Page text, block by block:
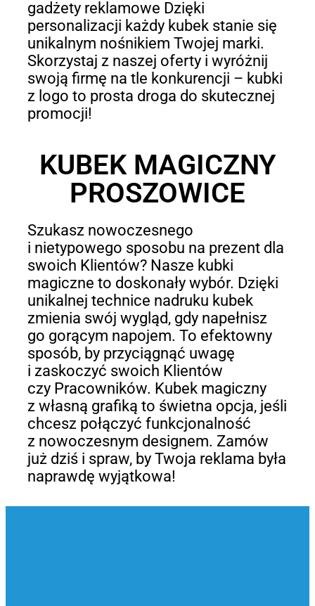
gadżety reklamowe Dzięki
personalizacji każdy kubek stanie się
unikalnym nośnikiem Twojej marki.
Skorzystaj z naszej oferty i wyróżnij
swoją firmę na tle konkurencji – kubki
z logo to prosta droga do skutecznej
promocji!
KUBEK MAGICZNY
PROSZOWICE
Szukasz nowoczesnego
i nietypowego sposobu na prezent dla
swoich Klientów? Nasze kubki
magiczne to doskonały wybór. Dzięki
unikalnej technice nadruku kubek
zmienia swój wygląd, gdy napełnisz
go gorącym napojem. To efektowny
sposób, by przyciągnąć uwagę
i zaskoczyć swoich Klientów
czy Pracowników. Kubek magiczny
z własną grafiką to świetna opcja, jeśli
chcesz połączyć funkcjonalność
z nowoczesnym designem. Zamów
już dziś i spraw, by Twoja reklama była
naprawdę wyjątkowa!